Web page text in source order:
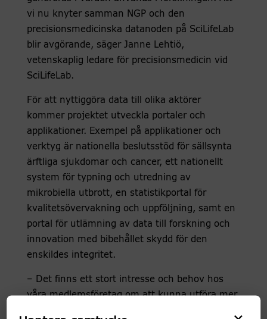
vi nu knyter samman NGP och den
precisionsmedicinska datanoden på SciLifeLab
blir avgörande, säger Janne Lehtiö,
vetenskaplig ledare för precisionsmedicin vid
SciLifeLab.
För att nyttiggöra data till olika aktörer
kommer projektet utveckla portaler och
applikationer. Exempel på applikationer och
verktyg är nationella beslutsstöd för sällsynta
ärftliga sjukdomar och cancer, ett nationellt
system för typning och utredning av
mikrobiella utbrott, en statistikportal för
kvalitetsövervakning och uppföljning, samt en
portal för utlämning av data till forskning och
innovation med bibehållet skydd för den
enskildes integritet.
– Det finns ett stort intresse och behov hos
våra medlemsföretag om att kunna utföra mer